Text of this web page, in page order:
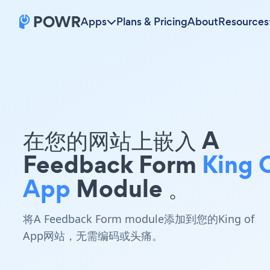
Apps Plans & PricingAboutResources
在您的网站上嵌入 A
Feedback Form King
App Module 。
将A Feedback Form module添加到您的King of
App网站，无需编码或头痛。